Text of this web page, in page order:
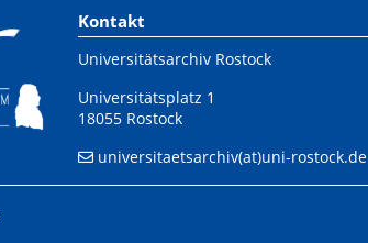
Kontakt
Universitätsarchiv Rostock
Universitätsplatz 1
18055 Rostock
universitaetsarchiv(at)uni-rostock.de